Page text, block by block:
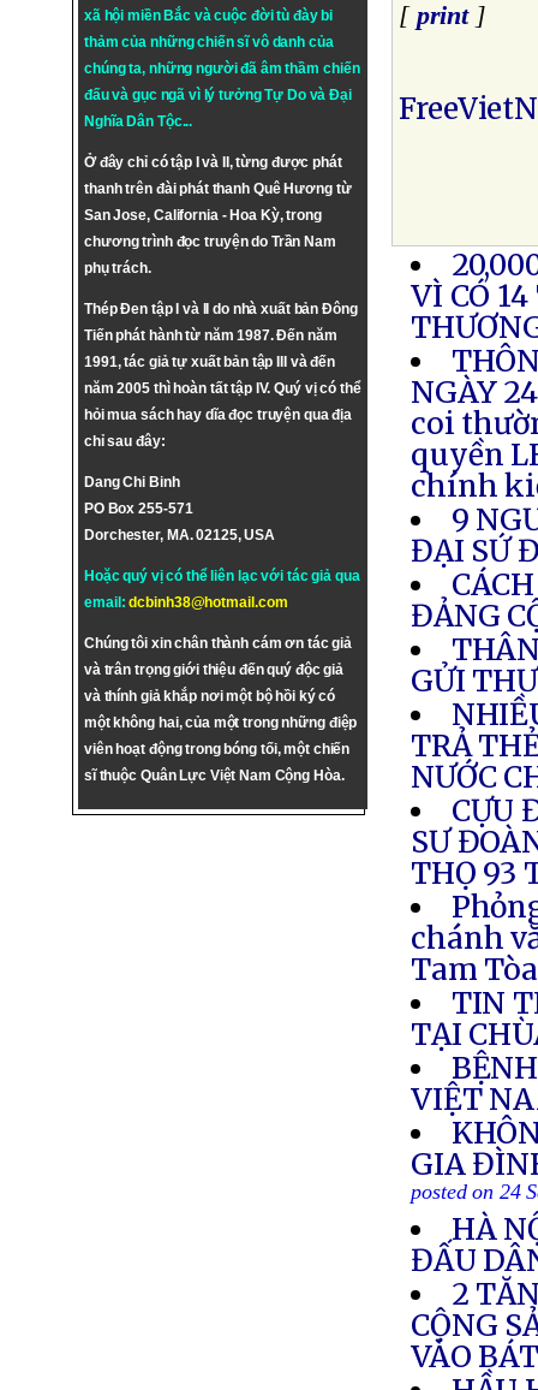
xã hội miền Bắc và cuộc đời tù đày bi
thảm của những chiến sĩ vô danh của
chúng ta, những người đã âm thầm chiến
đấu và gục ngã vì lý tưởngTự DovàĐại
Nghĩa Dân Tộc...
Ở đây chỉ có tập I và II, từng được phát
thanh trên đài phát thanh Quê Hương từ
San Jose, California - Hoa Kỳ, trong
chương trình đọc truyện do Trần Nam
phụ trách.
Thép Đen tập I và II do nhà xuất bản Đông
Tiến phát hành từ năm 1987. Đến năm
1991, tác giả tự xuất bản tập III và đến
năm 2005 thì hoàn tất tập IV. Quý vị có thể
hỏi mua sách hay dĩa đọc truyện qua địa
chỉ sau đây:
Dang Chi Binh
PO Box 255-571
Dorchester, MA. 02125, USA
Hoặc quý vị có thể liên lạc với tác giả qua
email:dcbinh38@hotmail.com
Chúng tôi xin chân thành cám ơn tác giả
và trân trọng giới thiệu đến quý độc giả
và thính giả khắp nơi một bộ hồi ký có
một không hai, của một trong những điệp
viên hoạt động trong bóng tối, một chiến
sĩ thuộc Quân Lực Việt Nam Cộng Hòa.
[ print]
VÌ CÓ
NGÀY
coi
quyền
chính
9
ĐẠI SỨ
ĐẢNG
GỬI
TRẢ
NƯỚC
CỰU
SƯ
THỌ 93
chánh
Tam Tòa
TIN
TẠI
VIỆT
GIA
posted on 24
HÀ
ĐẤU
2
CỘNG
VÀO